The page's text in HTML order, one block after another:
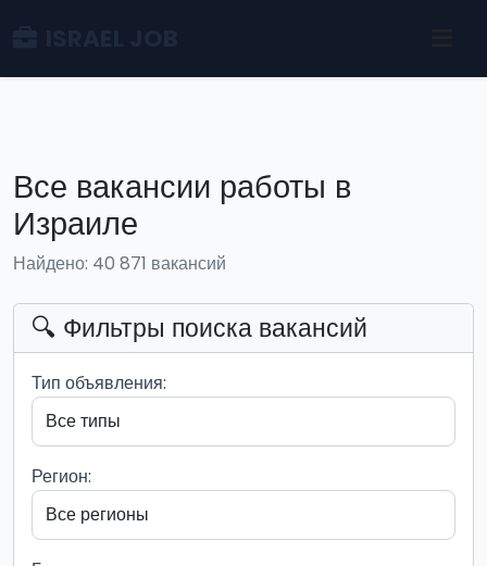
Все вакансии работы в
Израиле
Найдено: 40 871 вакансий
🔍 Фильтры поиска вакансий
Тип объявления:
Регион: